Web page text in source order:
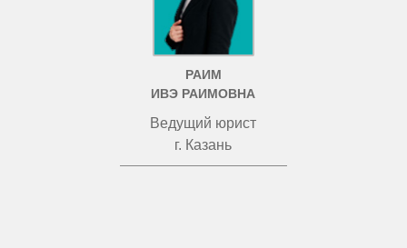
РАИМ
ИВЭ РАИМОВНА
Ведущий юрист
г. Казань